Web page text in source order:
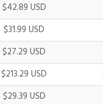
$42.89 USD
$31.99 USD
$27.29 USD
$213.29 USD
$29.39 USD